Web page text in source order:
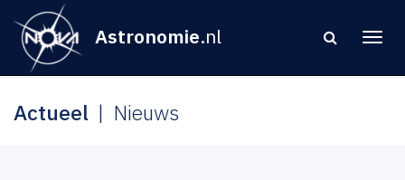
Astronomie.nl
Actueel Nieuws